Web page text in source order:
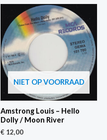
NIET OP VOORRAAD
Amstrong Louis – Hello
Dolly / Moon River
€ 12,00